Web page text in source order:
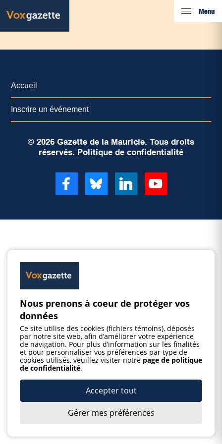
Menu
Accueil
Inscrire un événement
© 2026 Gazette de la Mauricie. Tous droits
réservés. Politique de confidentialité
Nous prenons à coeur de protéger vos
données
Ce site utilise des cookies (fichiers témoins), déposés
par notre site web, afin d’améliorer votre expérience
de navigation. Pour plus d’information sur les finalités
et pour personnaliser vos préférences par type de
cookies utilisés, veuillez visiter notre page de politique
de confidentialité.
Accepter tout
Gérer mes préférences